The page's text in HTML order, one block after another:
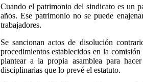
Cuando el patrimonio del sindicato es un
años. Ese patrimonio no se puede
trabajadores.
Se sancionan actos de disolución
procedimientos establecidos en la
plantear a la propia asamblea para
disciplinarias que lo prevé el estatuto.